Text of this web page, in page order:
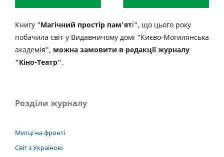
Книгу "Магічний простір пам'яті", що цього року
побачила світ у Видавничому домі "Києво-Могилянська
академія", можна замовити в редакції журналу
"Кіно-Театр".
Розділи журналу
Митці на фронті
Світ з Україною